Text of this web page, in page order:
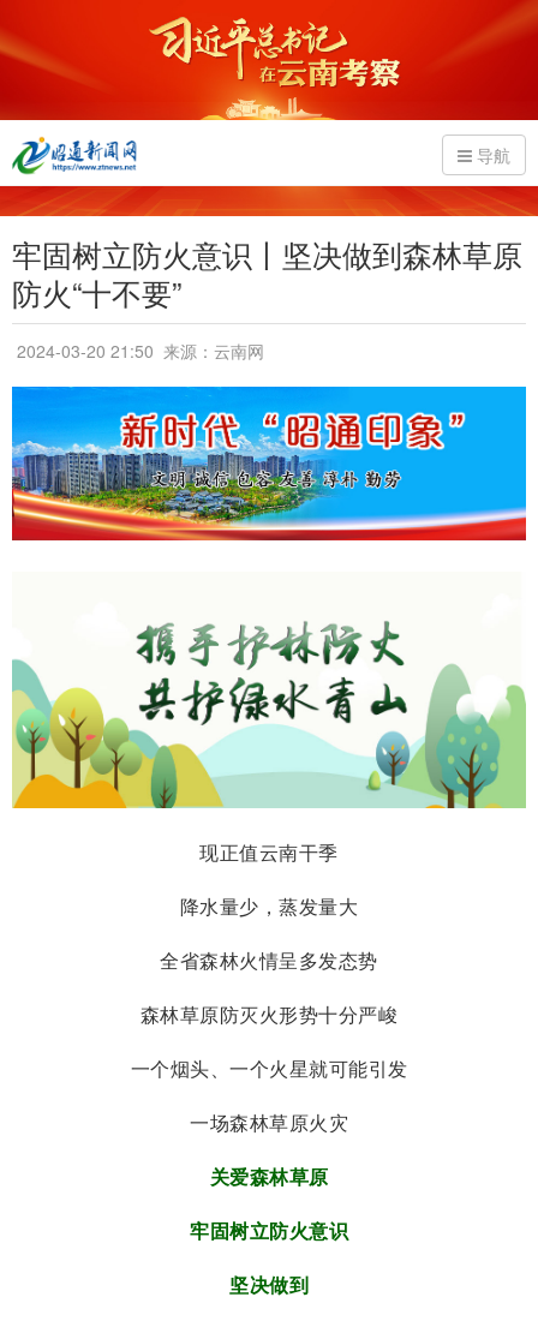
导航
牢固树立防火意识丨坚决做到森林草原
防火“十不要”
2024-03-20 21:50 来源：云南网
现正值云南干季
降水量少，蒸发量大
全省森林火情呈多发态势
森林草原防灭火形势十分严峻
一个烟头、一个火星就可能引发
一场森林草原火灾
关爱森林草原
牢固树立防火意识
坚决做到